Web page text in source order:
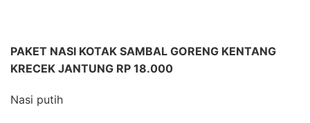
PAKET NASI KOTAK SAMBAL GORENG KENTANG
KRECEK JANTUNG RP 18.000
Nasi putih